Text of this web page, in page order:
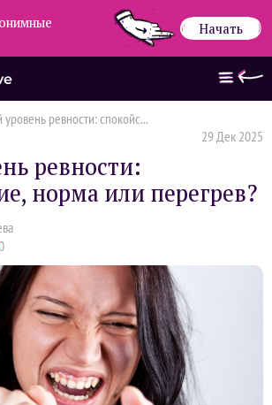
Начать
уровень ревности: спокойс...
29 Дек 2025
ревности:
норма или перегрев?